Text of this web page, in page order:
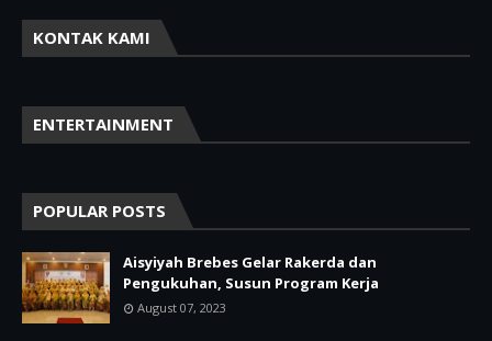
KONTAK KAMI
ENTERTAINMENT
POPULAR POSTS
Aisyiyah Brebes Gelar Rakerda dan
Pengukuhan, Susun Program Kerja
August 07, 2023